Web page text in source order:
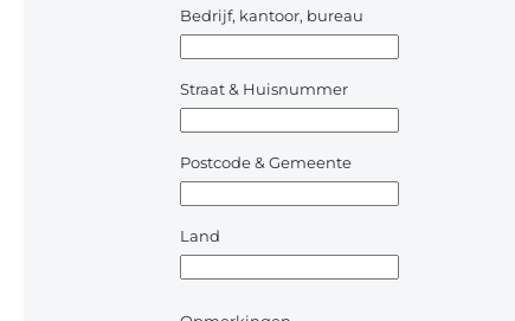
Bedrijf, kantoor, bureau
Straat & Huisnummer
Postcode & Gemeente
Land